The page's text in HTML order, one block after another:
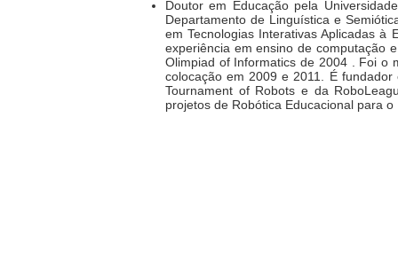
Doutor em Educação pela
Departamento de Linguística e
em Tecnologias Interativas Aplicadas à
experiência em ensino de computação
Olimpiad of Informatics de 2004 . Foi o
colocação em 2009 e 2011. É
Tournament of Robots e da
projetos de Robótica Educacional para